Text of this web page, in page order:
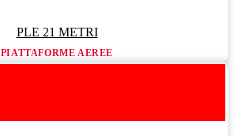
PLE 21 METRI
PIATTAFORME AEREE